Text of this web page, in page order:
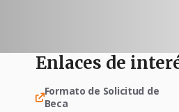
Enlaces de
Formato de Solicitud de
Beca